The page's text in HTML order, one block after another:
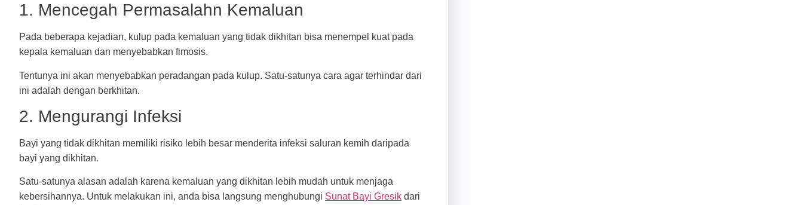
1. Mencegah Permasalahn Kemaluan
Pada beberapa kejadian, kulup pada kemaluan yang tidak dikhitan bisa menempel kuat pada
kepala kemaluan dan menyebabkan fimosis.
Tentunya ini akan menyebabkan peradangan pada kulup. Satu-satunya cara agar terhindar dari
ini adalah dengan berkhitan.
2. Mengurangi Infeksi
Bayi yang tidak dikhitan memiliki risiko lebih besar menderita infeksi saluran kemih daripada
bayi yang dikhitan.
Satu-satunya alasan adalah karena kemaluan yang dikhitan lebih mudah untuk menjaga
kebersihannya. Untuk melakukan ini, anda bisa langsung menghubungi Sunat Bayi Gresik dari